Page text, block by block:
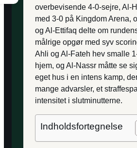
overbevisende 4-0-sejre, Al-
med 3-0 på Kingdom Arena,
og Al-Ettifaq delte om
målrige opgør med syv
Ahli og Al-Fateh hev smalle
hjem, og Al-Nassr måtte se
eget hus i en intens kamp,
mange advarsler, et
intensitet i slutminutterne.
Indholdsfortegnelse